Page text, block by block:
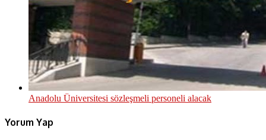
Anadolu Üniversitesi sözleşmeli personeli alacak
Yorum Yap